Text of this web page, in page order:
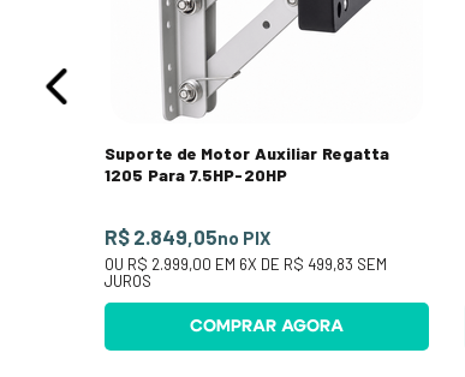
Suporte de Motor Auxiliar Regatta
1205 Para 7.5HP-20HP
R$ 2.849,05no PIX
OU R$ 2.999,00 EM 6X DE R$ 499,83 SEM
JUROS
COMPRAR AGORA